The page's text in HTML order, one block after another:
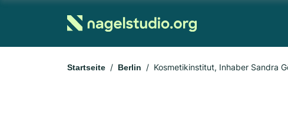
Startseite Berlin Kosmetikinstitut, Inhaber Sandra